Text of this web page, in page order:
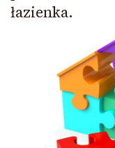
łazienka.